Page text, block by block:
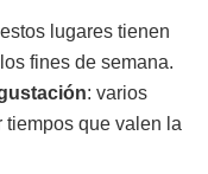
lugares tienen
fines de semana.
: varios
tiempos que valen la